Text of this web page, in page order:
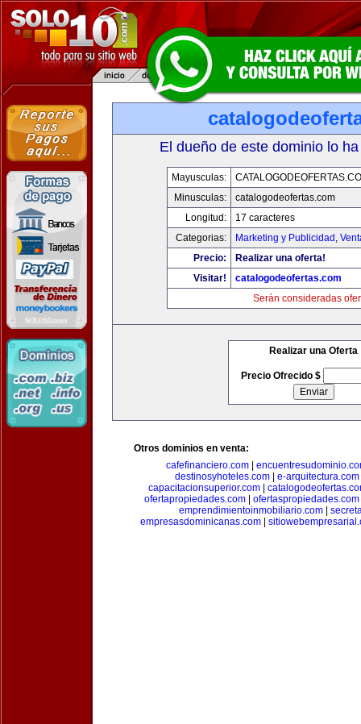
El dueño de este dominio lo
Mayusculas:
Minusculas:
catalogodeofertas.com
Longitud:
17 caracteres
Categorias:
Marketing y Publicidad ,
Precio:
Realizar una oferta!
Visitar!
catalogodeofertas.com
Serán consideradas
Realizar una Oferta
Precio Ofrecido $
Otros dominios en venta:
cafefinanciero.com
destinosyhoteles.com
e-arquitectura.com
capacitacionsuperior.com
ofertapropiedades.com
ofertaspropiedades.com
emprendimientoinmobiliario.com|
empresasdominicanas.com|